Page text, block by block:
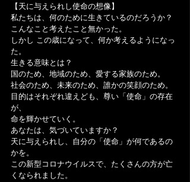
【天に与えられし使命の想像】
私たちは、何のために生きているのだろうか？
こんなこと考えたこと無かった。
しかし この歳になって、何か考えるようになっ
た。
生きる意味とは？
国のため、地域のため、愛する家族のため。
社会のため、未来のため、誰かの笑顔のため。
目的はそれぞれ違えども、尊い「使命」の存在
が、
命を輝かせていく。
あなたは、気づいていますか？
天に与えられし、自分の「使命」が何であるの
かを。
この新型コロナウイルスで、たくさんの方が亡
くなられました。